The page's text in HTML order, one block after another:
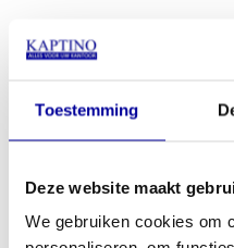
Toestemming
Deze website maakt
We gebruiken cookies om
Automatisch
bestellen
hoeveel elke printer heeft afgedrukt.
afgeleverd. U geniet altijd van de
Service inbegrepen
Service op locatie is standaard